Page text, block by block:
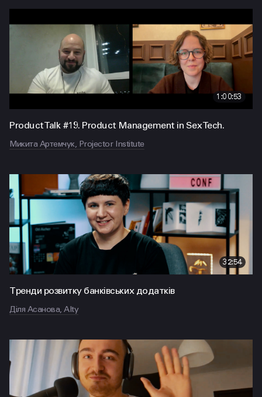
1:00:53
Product Talk #19. Product Management in Sex Tech.
Микита Артемчук, Projector Institute
32:54
Тренди розвитку банківських додатків
Діля Асанова, Alty